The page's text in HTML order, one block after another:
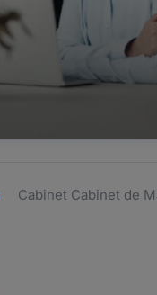
Cabinet Cabinet de